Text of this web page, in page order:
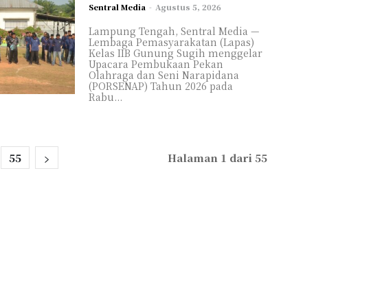
Sentral Media - Agustus 5, 2026
Lampung Tengah, Sentral Media —
Lembaga Pemasyarakatan (Lapas)
Kelas IIB Gunung Sugih menggelar
Upacara Pembukaan Pekan
Olahraga dan Seni Narapidana
(PORSENAP) Tahun 2026 pada
Rabu...
55 Halaman 1 dari 55